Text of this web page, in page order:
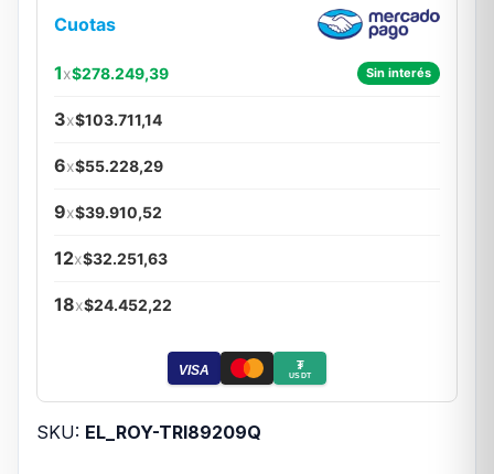
Cuotas
1x$278.249,39 Sin interés
3x$103.711,14
6x$55.228,29
9x$39.910,52
12x$32.251,63
18x$24.452,22
VISA ₮
USDT
SKU: EL_ROY-TRI89209Q